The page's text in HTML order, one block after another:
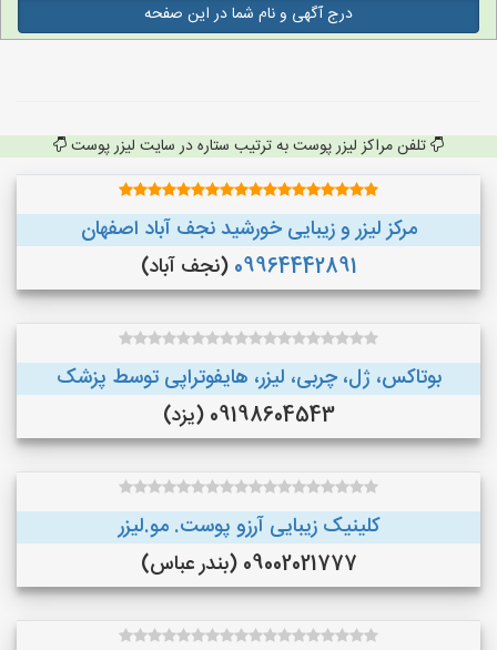
درج آگهی و نام شما در این صفحه
تلفن مراکز لیزر پوست به ترتیب ستاره در سایت لیزر پوست
مرکز لیزر و زیبایی خورشید نجف آباد اصفهان
09964442891 (نجف‌ آباد)
بوتاکس، ژل، چربی، لیزر، هایفوتراپی توسط پزشک
09198604543 (یزد)
کلینیک زیبایی آرزو پوست. مو.لیزر
09002021777 (بندر عباس)